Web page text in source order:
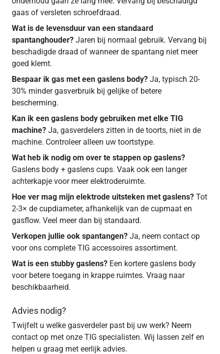
gaas of versleten schroefdraad.
Wat is de levensduur van een standaard
spantanghouder? Jaren bij normaal gebruik. Vervang bij
beschadigde draad of wanneer de spantang niet meer
goed klemt.
Bespaar ik gas met een gaslens body? Ja, typisch 20-
30% minder gasverbruik bij gelijke of betere
bescherming.
Kan ik een gaslens body gebruiken met elke TIG
machine? Ja, gasverdelers zitten in de toorts, niet in de
machine. Controleer alleen uw toortstype.
Wat heb ik nodig om over te stappen op gaslens?
Gaslens body + gaslens cups. Vaak ook een langer
achterkapje voor meer elektroderuimte.
Hoe ver mag mijn elektrode uitsteken met gaslens? Tot
2-3× de cupdiameter, afhankelijk van de cupmaat en
gasflow. Veel meer dan bij standaard.
Verkopen jullie ook spantangen? Ja, neem contact op
voor ons complete TIG accessoires assortiment.
Wat is een stubby gaslens? Een kortere gaslens body
voor betere toegang in krappe ruimtes. Vraag naar
beschikbaarheid.
Advies nodig?
Twijfelt u welke gasverdeler past bij uw werk? Neem
contact op met onze TIG specialisten. Wij lassen zelf en
helpen u graag met eerlijk advies.